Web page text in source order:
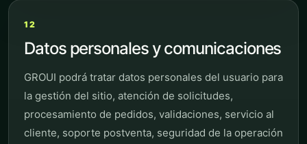
12
Datos personales y comunicaciones
GROUI podrá tratar datos personales del usuario para
la gestión del sitio, atención de solicitudes,
procesamiento de pedidos, validaciones, servicio al
cliente, soporte postventa, seguridad de la operación